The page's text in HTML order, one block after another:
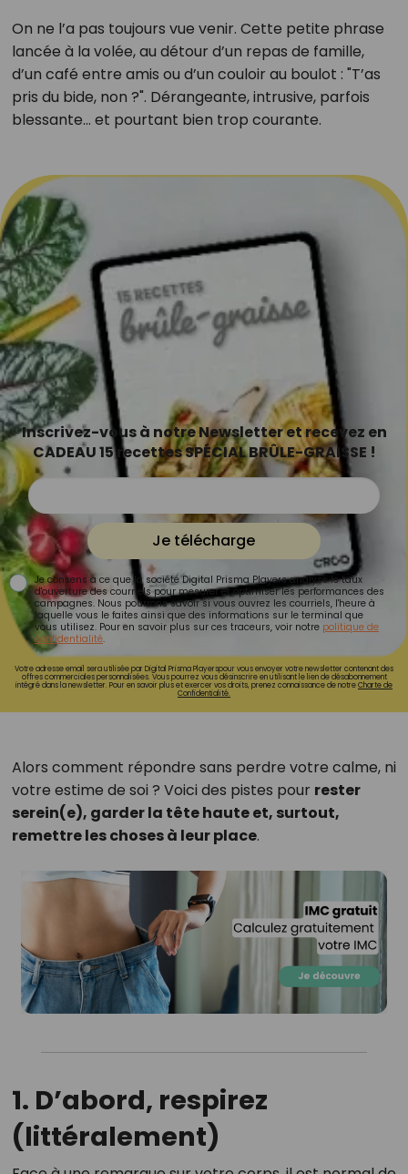
On ne l’a pas toujours vue venir. Cette petite phrase
lancée à la volée, au détour d’un repas de famille,
d’un café entre amis ou d’un couloir au boulot : "T’as
pris du bide, non ?". Dérangeante, intrusive, parfois
blessante… et pourtant bien trop courante.
Inscrivez-vous à notre Newsletter et recevez en
CADEAU 15 recettes SPÉCIAL BRÛLE-GRAISSE !
Je télécharge
Je consens à ce que la société Digital Prisma Players analyse le taux
d'ouverture des courriels pour mesurer et optimiser les performances des
campagnes. Nous pourrons savoir si vous ouvrez les courriels, l'heure à
laquelle vous le faites ainsi que des informations sur le terminal que
vous utilisez. Pour en savoir plus sur ces traceurs, voir notre politique de
confidentialité.
Votre adresse email sera utilisée par Digital Prisma Playerspour vous envoyer votre newsletter contenant des
offres commerciales personnalisées. Vous pourrez vous désinscrire en utilisant le lien de désabonnement
intégré dans la newsletter. Pour en savoir plus et exercer vos droits, prenez connaissance de notreCharte de
Confidentialité.
Alors comment répondre sans perdre votre calme, ni
votre estime de soi ? Voici des pistes pour rester
serein(e), garder la tête haute et, surtout,
remettre les choses à leur place.
1. D’abord, respirez
(littéralement)